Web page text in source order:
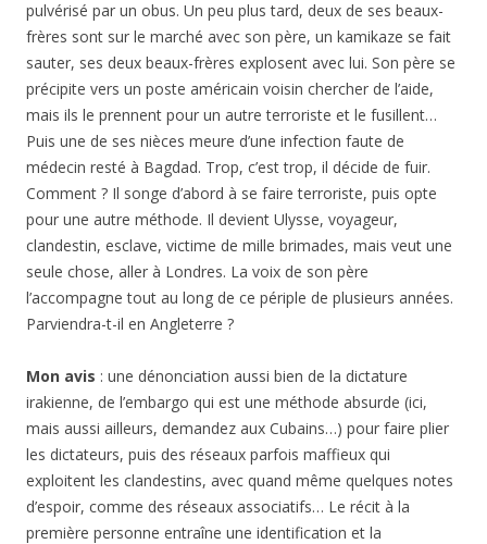
pulvérisé par un obus. Un peu plus tard, deux de ses beaux-
frères sont sur le marché avec son père, un kamikaze se fait
sauter, ses deux beaux-frères explosent avec lui. Son père se
précipite vers un poste américain voisin chercher de l’aide,
mais ils le prennent pour un autre terroriste et le fusillent…
Puis une de ses nièces meure d’une infection faute de
médecin resté à Bagdad. Trop, c’est trop, il décide de fuir.
Comment ? Il songe d’abord à se faire terroriste, puis opte
pour une autre méthode. Il devient Ulysse, voyageur,
clandestin, esclave, victime de mille brimades, mais veut une
seule chose, aller à Londres. La voix de son père
l’accompagne tout au long de ce périple de plusieurs années.
Parviendra-t-il en Angleterre ?
Mon avis : une dénonciation aussi bien de la dictature
irakienne, de l’embargo qui est une méthode absurde (ici,
mais aussi ailleurs, demandez aux Cubains…) pour faire plier
les dictateurs, puis des réseaux parfois maffieux qui
exploitent les clandestins, avec quand même quelques notes
d’espoir, comme des réseaux associatifs… Le récit à la
première personne entraîne une identification et la